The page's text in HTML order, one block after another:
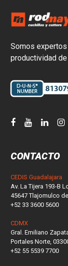
Somos
productividad
CONTACTO
CEDIS Guadalajara
Av. La Tijera 193-B
45647 Tlajomulco
+52 33 3600 5600
CDMX
Gral. Emiliano
Portales Norte,
+52 55 5539 7700